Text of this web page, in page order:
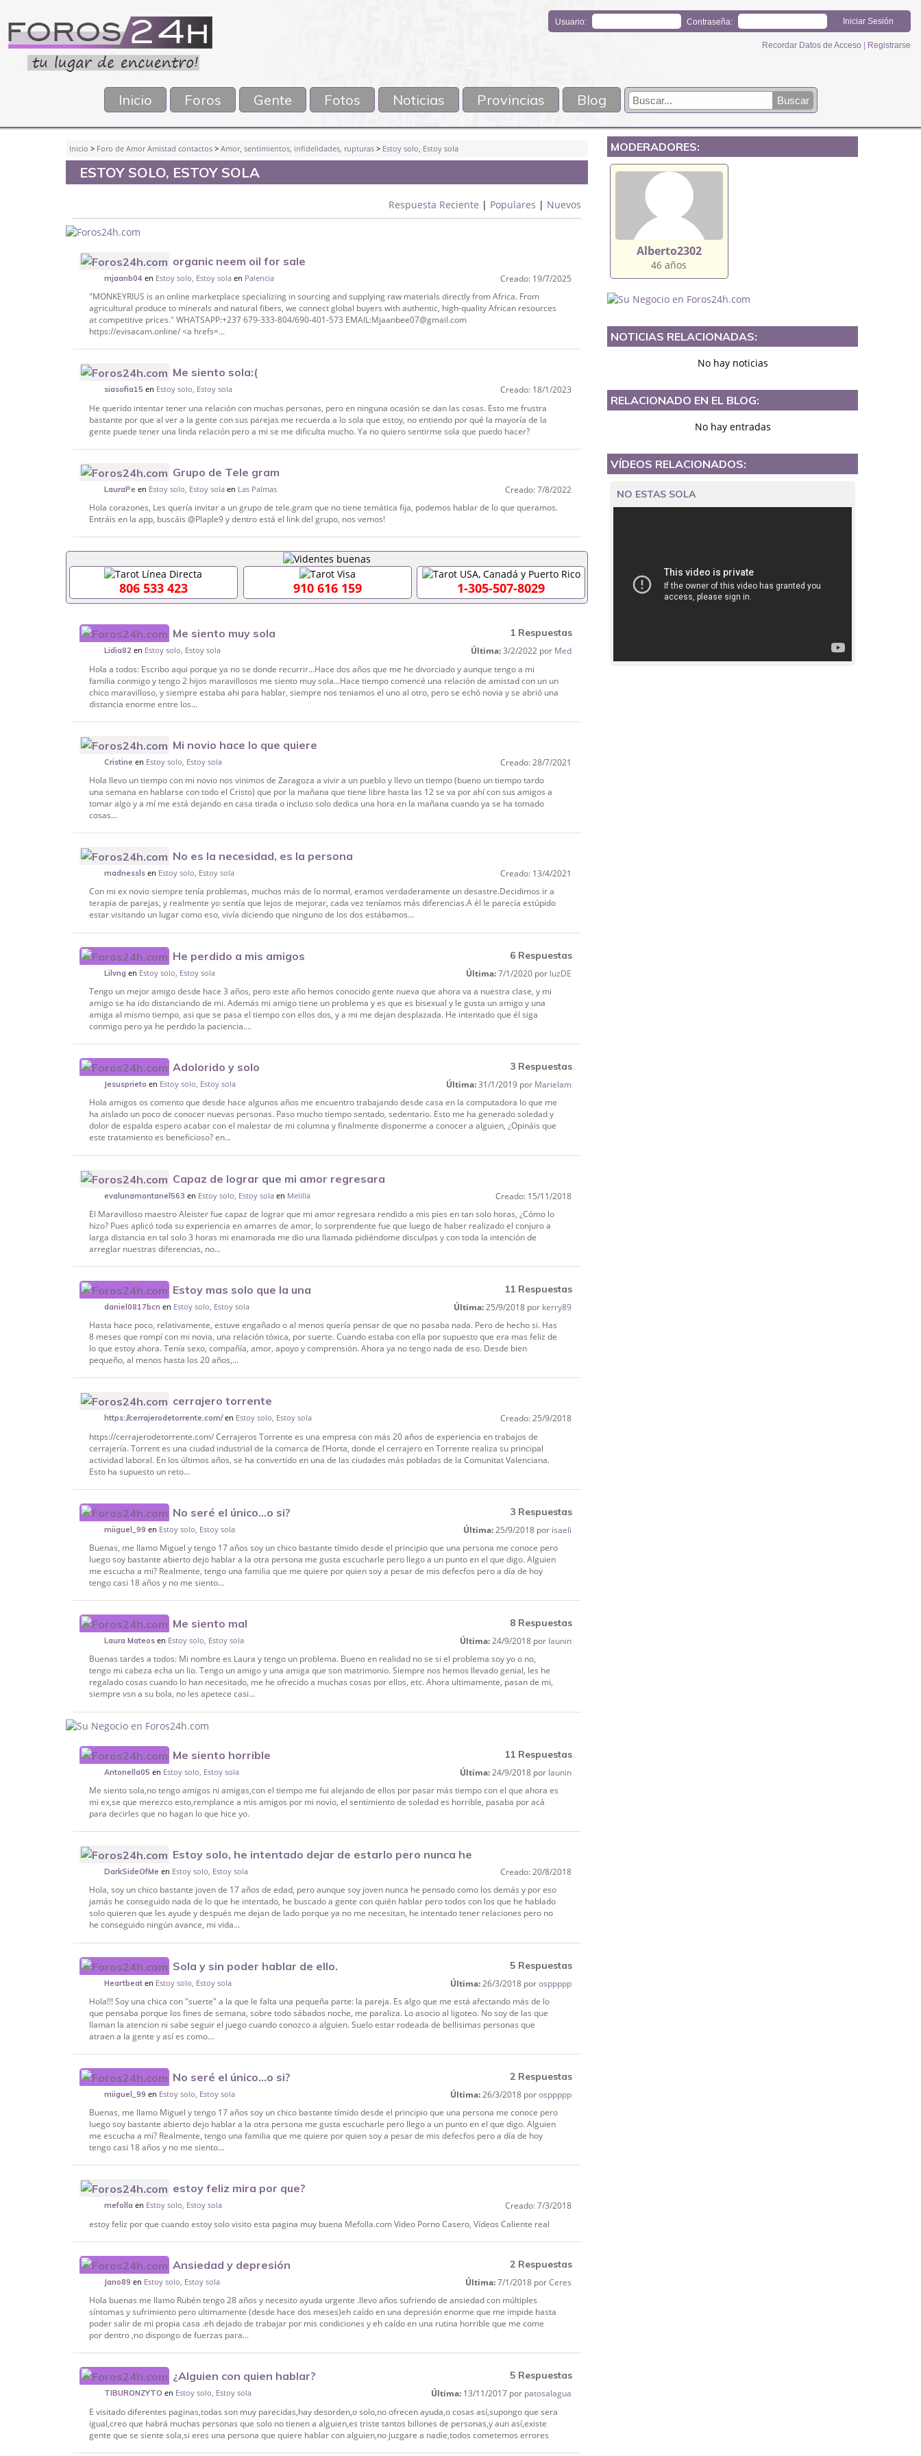
Usuario: Contraseña:
Recordar Datos de Acceso Registrarse
Inicio Foros Gente Fotos Noticias Provincias Blog
Inicio > Foro de Amor Amistad contactos > Amor, sentimientos, infidelidades, rupturas > Estoy solo, Estoy sola
ESTOY SOLO, ESTOY SOLA
Respuesta Reciente | Populares | Nuevos
organic neem oil for sale
mjaanb04 en Estoy solo, Estoy sola en Palencia
Creado: 19/7/2025
"MONKEYRIUS is an online marketplace specializing in sourcing and supplying raw materials directly from Africa. From
agricultural produce to minerals and natural fibers, we connect global buyers with authentic, high-quality African resources
at competitive prices." WHATSAPP:+237 679-333-804/690-401-573 EMAIL:Mjaanbee07@gmail.com
https://evisacam.online/ <a hrefs=...
Me siento sola:(
siasofia15 en Estoy solo, Estoy sola
Creado: 18/1/2023
He querido intentar tener una relación con muchas personas, pero en ninguna ocasión se dan las cosas. Esto me frustra
bastante por que al ver a la gente con sus parejas me recuerda a lo sola que estoy, no entiendo por qué la mayoría de la
gente puede tener una linda relación pero a mi se me dificulta mucho. Ya no quiero sentirme sola que puedo hacer?
Grupo de Tele gram
LauraPe en Estoy solo, Estoy sola en Las Palmas
Creado: 7/8/2022
Hola corazones, Les quería invitar a un grupo de tele.gram que no tiene temática fija, podemos hablar de lo que queramos.
Entráis en la app, buscáis @Plaple9 y dentro está el link del grupo, nos vemos!
806 533 423 910 616 159 1-305-507-8029
Me siento muy sola 1 Respuestas
Lidia82 en Estoy solo, Estoy sola Última:3/2/2022 por Med
Hola a todos: Escribo aqui porque ya no se donde recurrir...Hace dos años que me he divorciado y aunque tengo a mi
familia conmigo y tengo 2 hijos maravillosos me siento muy sola...Hace tiempo comencé una relación de amistad con un un
chico maravilloso, y siempre estaba ahi para hablar, siempre nos teniamos el uno al otro, pero se echó novia y se abrió una
distancia enorme entre los...
Mi novio hace lo que quiere
Cristine en Estoy solo, Estoy sola
Creado: 28/7/2021
Hola llevo un tiempo con mi novio nos vinimos de Zaragoza a vivir a un pueblo y llevo un tiempo (bueno un tiempo tardo
una semana en hablarse con todo el Cristo) que por la mañana que tiene libre hasta las 12 se va por ahí con sus amigos a
tomar algo y a mí me está dejando en casa tirada o incluso solo dedica una hora en la mañana cuando ya se ha tomado
cosas...
No es la necesidad, es la persona
madnessls en Estoy solo, Estoy sola
Creado: 13/4/2021
Con mi ex novio siempre tenía problemas, muchos más de lo normal, eramos verdaderamente un desastre.Decidimos ir a
terapia de parejas, y realmente yo sentía que lejos de mejorar, cada vez teníamos más diferencias.A él le parecía estúpido
estar visitando un lugar como eso, vivía diciendo que ninguno de los dos estábamos...
He perdido a mis amigos 6 Respuestas
Lilvng en Estoy solo, Estoy sola Última:7/1/2020 por luzDE
Tengo un mejor amigo desde hace 3 años, pero este año hemos conocido gente nueva que ahora va a nuestra clase, y mi
amigo se ha ido distanciando de mi. Además mi amigo tiene un problema y es que es bisexual y le gusta un amigo y una
amiga al mismo tiempo, asi que se pasa el tiempo con ellos dos, y a mi me dejan desplazada. He intentado que él siga
conmigo pero ya he perdido la paciencia....
Adolorido y solo 3 Respuestas
Jesusprieto en Estoy solo, Estoy sola Última:31/1/2019 por Marielam
Hola amigos os comento que desde hace algunos años me encuentro trabajando desde casa en la computadora lo que me
ha aislado un poco de conocer nuevas personas. Paso mucho tiempo sentado, sedentario. Esto me ha generado soledad y
dolor de espalda espero acabar con el malestar de mi columna y finalmente disponerme a conocer a alguien, ¿Opináis que
este tratamiento es beneficioso? en...
Capaz de lograr que mi amor regresara
evalunamontanel563 en Estoy solo, Estoy sola en Melilla
Creado: 15/11/2018
El Maravilloso maestro Aleister fue capaz de lograr que mi amor regresara rendido a mis pies en tan solo horas, ¿Cómo lo
hizo? Pues aplicó toda su experiencia en amarres de amor, lo sorprendente fue que luego de haber realizado el conjuro a
larga distancia en tal solo 3 horas mi enamorada me dio una llamada pidiéndome disculpas y con toda la intención de
arreglar nuestras diferencias, no...
Estoy mas solo que la una 11 Respuestas
daniel0817bcn en Estoy solo, Estoy sola Última:25/9/2018 por kerry89
Hasta hace poco, relativamente, estuve engañado o al menos quería pensar de que no pasaba nada. Pero de hecho si. Has
8 meses que rompí con mi novia, una relación tóxica, por suerte. Cuando estaba con ella por supuesto que era mas feliz de
lo que estoy ahora. Tenía sexo, compañía, amor, apoyo y comprensión. Ahora ya no tengo nada de eso. Desde bien
pequeño, al menos hasta los 20 años,...
cerrajero torrente
https://cerrajerodetorrente.com/en Estoy solo, Estoy sola
Creado: 25/9/2018
https://cerrajerodetorrente.com/ Cerrajeros Torrente es una empresa con más 20 años de experiencia en trabajos de
cerrajería. Torrent es una ciudad industrial de la comarca de l’Horta, donde el cerrajero en Torrente realiza su principal
actividad laboral. En los últimos años, se ha convertido en una de las ciudades más pobladas de la Comunitat Valenciana.
Esto ha supuesto un reto...
No seré el único...o si? 3 Respuestas
miiguel_99 en Estoy solo, Estoy sola Última:25/9/2018 por isaeli
Buenas, me llamo Miguel y tengo 17 años soy un chico bastante tímido desde el principio que una persona me conoce pero
luego soy bastante abierto dejo hablar a la otra persona me gusta escucharle pero llego a un punto en el que digo. Alguien
me escucha a mi? Realmente, tengo una familia que me quiere por quien soy a pesar de mis defecfos pero a día de hoy
tengo casi 18 años y no me siento...
Me siento mal 8 Respuestas
Laura Mateos en Estoy solo, Estoy sola Última:24/9/2018 por launin
Buenas tardes a todos: Mi nombre es Laura y tengo un problema. Bueno en realidad no se si el problema soy yo o no,
tengo mi cabeza echa un lio. Tengo un amigo y una amiga que son matrimonio. Siempre nos hemos llevado genial, les he
regalado cosas cuando lo han necesitado, me he ofrecido a muchas cosas por ellos, etc. Ahora ultimamente, pasan de mi,
siempre vsn a su bola, no les apetece casi...
Me siento horrible 11 Respuestas
Antonella05 en Estoy solo, Estoy sola Última:24/9/2018 por launin
Me siento sola,no tengo amigos ni amigas,con el tiempo me fui alejando de ellos por pasar más tiempo con el que ahora es
mi ex,se que merezco esto,remplance a mis amigos por mi novio, el sentimiento de soledad es horrible, pasaba por acá
para decirles que no hagan lo que hice yo.
Estoy solo, he intentado dejar de estarlo pero nunca he
conseguido nada
DarkSideOfMe en Estoy solo, Estoy sola
Creado: 20/8/2018
Hola, soy un chico bastante joven de 17 años de edad, pero aunque soy joven nunca he pensado como los demás y por eso
jamás he conseguido nada de lo que he intentado, he buscado a gente con quién hablar pero todos con los que he hablado
solo quieren que les ayude y después me dejan de lado porque ya no me necesitan, he intentado tener relaciones pero no
he conseguido ningún avance, mi vida...
Sola y sin poder hablar de ello. 5 Respuestas
Heartbeat en Estoy solo, Estoy sola Última:26/3/2018 porosppppp
Hola!!! Soy una chica con "suerte" a la que le falta una pequeña parte: la pareja. Es algo que me está afectando más de lo
que pensaba porque los fines de semana, sobre todo sábados noche, me paraliza. Lo asocio al ligoteo. No soy de las que
llaman la atencion ni sabe seguir el juego cuando conozco a alguien. Suelo estar rodeada de bellisimas personas que
atraen a la gente y así es como...
No seré el único...o si? 2 Respuestas
miiguel_99 en Estoy solo, Estoy sola Última:26/3/2018 porosppppp
Buenas, me llamo Miguel y tengo 17 años soy un chico bastante tímido desde el principio que una persona me conoce pero
luego soy bastante abierto dejo hablar a la otra persona me gusta escucharle pero llego a un punto en el que digo. Alguien
me escucha a mi? Realmente, tengo una familia que me quiere por quien soy a pesar de mis defecfos pero a día de hoy
tengo casi 18 años y no me siento...
estoy feliz mira por que?
mefolla en Estoy solo, Estoy sola
Creado: 7/3/2018
estoy feliz por que cuando estoy solo visito esta pagina muy buena Mefolla.com Video Porno Casero, Vídeos Caliente real
Ansiedad y depresión 2 Respuestas
Jano89 en Estoy solo, Estoy sola Última:7/1/2018 porCeres
Hola buenas me llamo Rubén tengo 28 años y necesito ayuda urgente .llevo años sufriendo de ansiedad con múltiples
síntomas y sufrimiento pero ultimamente (desde hace dos meses)eh caído en una depresión enorme que me impide hasta
poder salir de mi propia casa .eh dejado de trabajar por mis condiciones y eh caído en una rutina horrible que me come
por dentro ,no dispongo de fuerzas para...
¿Alguien con quien hablar? 5 Respuestas
TIBURONZYTO en Estoy solo, Estoy sola Última: 13/11/2017 por patosalagua
E visitado diferentes paginas,todas son muy parecidas,hay desorden,o solo,no ofrecen ayuda,o cosas así,supongo que sera
igual,creo que habrá muchas personas que solo no tienen a alguien,es triste tantos billones de personas,y aun así,existe
gente que se siente sola,si eres una persona que quiere hablar con alguien,no juzgare a nadie,todos cometemos errores
MODERADORES:
Alberto2302
46 años
NOTICIAS RELACIONADAS:
No hay noticias
RELACIONADO EN EL BLOG:
No hay entradas
VÍDEOS RELACIONADOS:
NO ESTAS SOLA